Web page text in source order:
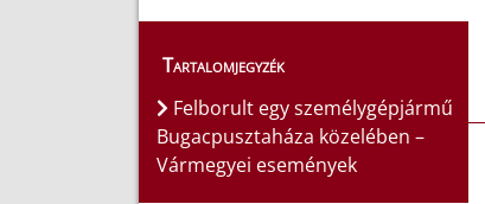
Tartalomjegyzék
Felborult egy személygépjármű
Bugacpusztaháza közelében –
Vármegyei események